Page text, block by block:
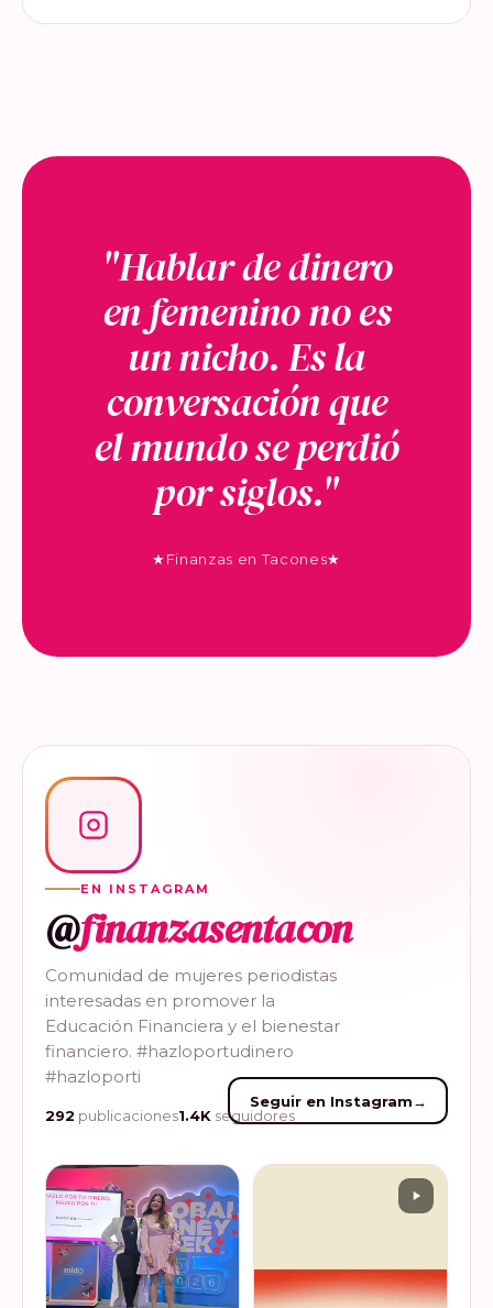
"Hablar de dinero
en femenino no es
un nicho. Es la
conversación que
el mundo se perdió
por siglos."
★Finanzas en Tacones★
EN INSTAGRAM
@finanzasentacon
Comunidad de mujeres periodistas
interesadas en promover la
Educación Financiera y el bienestar
financiero. #hazloportudinero
#hazloporti
292 publicaciones1.4K seguidores
Seguir en Instagram→